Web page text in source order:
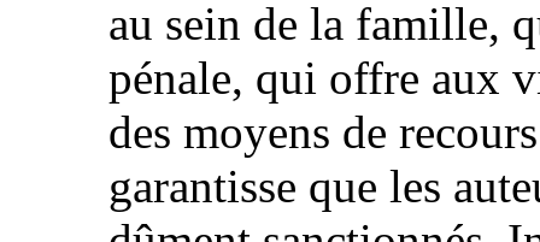
au sein de la famille,
pénale, qui offre aux
des moyens de
garantisse que les